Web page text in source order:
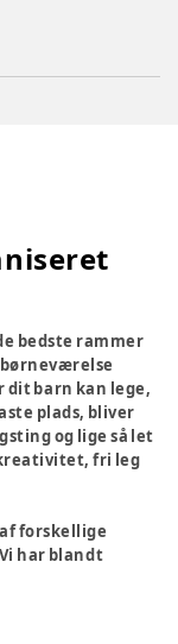
bedste rammer
dit barn kan lege,
plads, bliver
og lige så let
fri leg
forskellige
har blandt